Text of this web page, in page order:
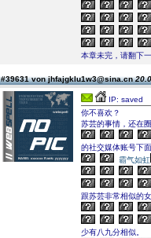
本章未完，请翻下
#39631 von jhfajgklu1w3@sina.cn
IP: saved
你不喜欢？
苏芸的事情，还在
的社交媒体账号下
霸气如虹
跟苏芸非常相似的
少有八九分相似。